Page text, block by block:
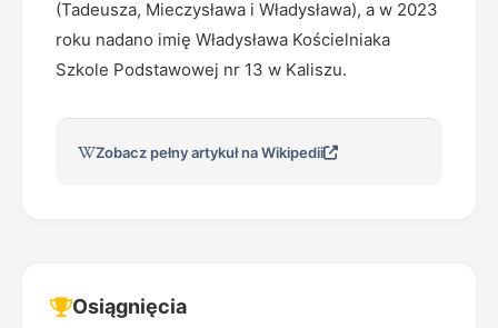
(Tadeusza, Mieczysława i Władysława), a w 2023
roku nadano imię Władysława Kościelniaka
Szkole Podstawowej nr 13 w Kaliszu.
Zobacz pełny artykuł na Wikipedii
Osiągnięcia